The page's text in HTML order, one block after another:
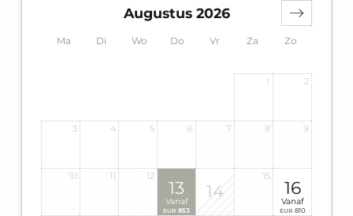
Ma Di Wo Do Vr Za Zo
Augustus 2026
1 2
3 4 5 6 7 8 9
10 11 12
13
Vanaf
EUR 853
14
15
16
Vanaf
EUR 810